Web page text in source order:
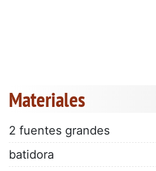
Materiales
2 fuentes grandes
batidora